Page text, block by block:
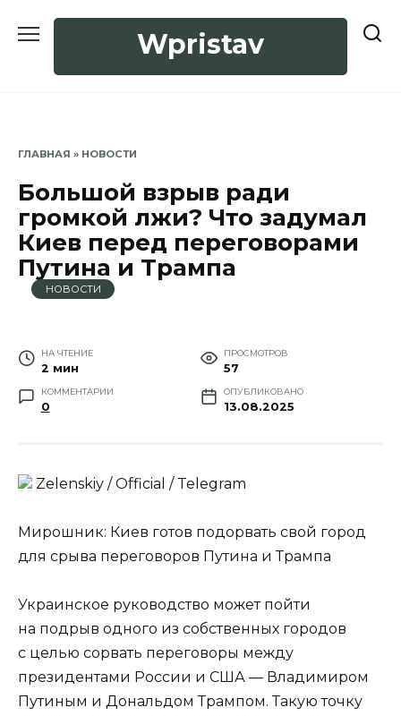
Wpristav
ГЛАВНАЯ » НОВОСТИ
Большой взрыв ради
громкой лжи? Что задумал
Киев перед переговорами
Путина и Трампа
НОВОСТИ
НА ЧТЕНИЕ
2 мин
ПРОСМОТРОВ
57
КОММЕНТАРИИ
0
ОПУБЛИКОВАНО
13.08.2025
Zеlеnskiу / Оfficiаl / Telegram
Мирошник: Киев готов подорвать свой город
для срыва переговоров Путина и Трампа
Украинское руководство может пойти
на подрыв одного из собственных городов
с целью сорвать переговоры между
президентами России и США — Владимиром
Путиным и Дональдом Трампом. Такую точку